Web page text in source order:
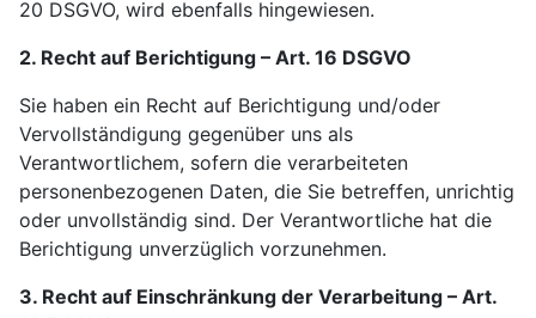
20 DSGVO, wird ebenfalls hingewiesen.
2. Recht auf Berichtigung – Art. 16 DSGVO
Sie haben ein Recht auf Berichtigung und/oder
Vervollständigung gegenüber uns als
Verantwortlichem, sofern die verarbeiteten
personenbezogenen Daten, die Sie betreffen, unrichtig
oder unvollständig sind. Der Verantwortliche hat die
Berichtigung unverzüglich vorzunehmen.
3. Recht auf Einschränkung der Verarbeitung – Art.